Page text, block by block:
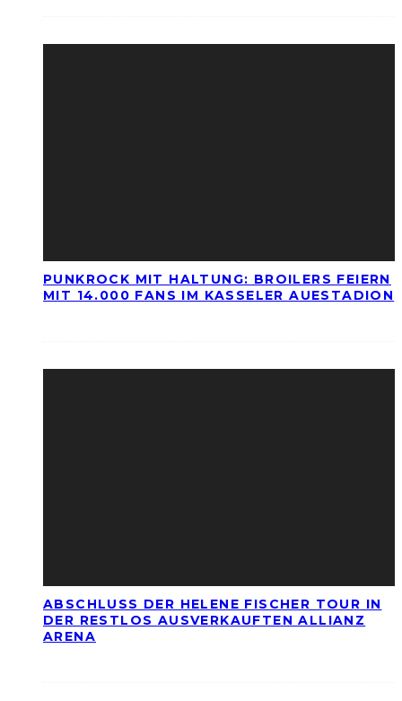
PUNKROCK MIT HALTUNG: BROILERS FEIERN
MIT 14.000 FANS IM KASSELER AUESTADION
ABSCHLUSS DER HELENE FISCHER TOUR IN
DER RESTLOS AUSVERKAUFTEN ALLIANZ
ARENA